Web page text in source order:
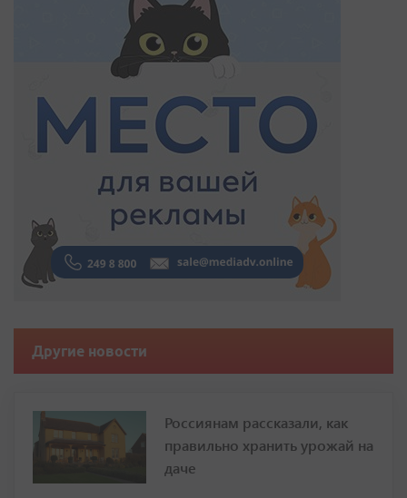
Другие новости
Россиянам рассказали, как
правильно хранить урожай на
даче